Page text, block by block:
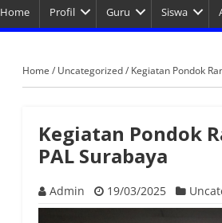
Home Profil Guru Siswa
Home / Uncategorized/ Kegiatan Pondok
Kegiatan Pondok
PAL Surabaya
Admin 19/03/2025